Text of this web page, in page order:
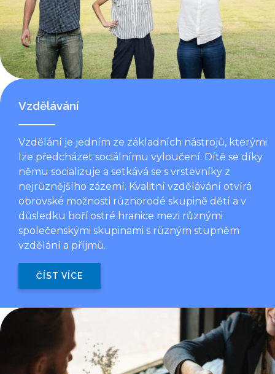
Vzdělávání
Vzdělání je jedním ze základních nástrojů, kterými
lze předcházet sociálnímu vyloučení. Dítě se díky
němu socializuje a setkává se s vrstevníky z
nejrůznějšího zázemí. Kvalitní vzdělávání otvírá
obrovské možnosti různorodé skupině dětí a v
důsledku boří ostré hranice mezi různými
společenskými skupinami s různým stupněm
vzdělání a příjmů.
ČÍST VÍCE